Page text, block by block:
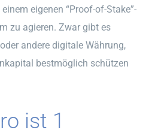
eigenen “Proof-of-Stake”-
zu agieren. Zwar gibt es
andere digitale Währung,
bestmöglich schützen
ist 1